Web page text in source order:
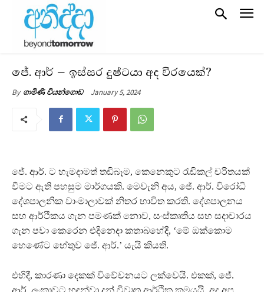
ජේ. ආර් – ඉස්සර දුෂ්ටයා අද වීරයෙක්?
By ගාමිණි වියන්ගොඩ January 5, 2024
ජේ. ආර්. ට හැමදාමත් තඩිබෑම, කෙනෙකුට රැඩිකල් චරිතයක්
වීමට ඇති පහසුම මාර්ගයකි. මෙවැනි අය, ජේ. ආර්. විරෝධී
දේශපාලනික වාංමාලාවක් නිතර භාවිත කරති. දේශපාලනය
සහ ආර්ථිකය ගැන පමණක් නොව, සංස්කෘතිය සහ සදාචාරය
ගැන පවා කෙරෙන එදිනෙදා කතාබහේදී, ‘මේ ඔක්කොම
හෙණේට හේතුව ජේ. ආර්.’ යැයි කියති.
එහිදී, කාරණා දෙකක් විවේචනයට ලක්වෙයි. එකක්, ජේ.
ආර්. ලංකාවට හඳුන්වා දුන් විවෘත ආර්ථික ක්‍රමයයි. අද අප